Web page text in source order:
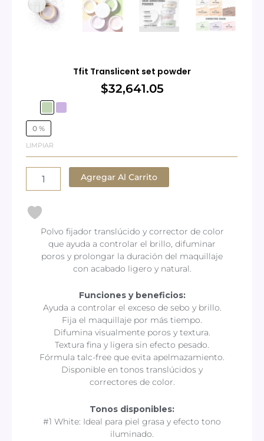
Tfit Translicent set powder
$32,641.05
0 %
LIMPIAR
Translicent
set
powder
cantidad
Agregar Al Carrito
Polvo fijador translúcido y corrector de color
que ayuda a controlar el brillo, difuminar
poros y prolongar la duración del maquillaje
con acabado ligero y natural.
Funciones y beneficios:
Ayuda a controlar el exceso de sebo y brillo.
Fija el maquillaje por más tiempo.
Difumina visualmente poros y textura.
Textura fina y ligera sin efecto pesado.
Fórmula talc-free que evita apelmazamiento.
Disponible en tonos translúcidos y
correctores de color.
Tonos disponibles:
#1 White: Ideal para piel grasa y efecto tono
iluminado.